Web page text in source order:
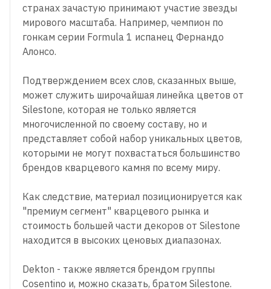
странах зачастую принимают участие звезды
мирового масштаба. Например, чемпион по
гонкам серии Formula 1 испанец Фернандо
Алонсо.
Подтверждением всех слов, сказанных выше,
может служить широчайшая линейка цветов от
Silestone, которая не только является
многочисленной по своему составу, но и
представляет собой набор уникальных цветов,
которыми не могут похвастаться большинство
брендов кварцевого камня по всему миру.
Как следствие, материал позиционируется как
"премиум сегмент" кварцевого рынка и
стоимость большей части декоров от Silestone
находится в высоких ценовых диапазонах.
Dekton - также является брендом группы
Cosentino и, можно сказать, братом Silestone.